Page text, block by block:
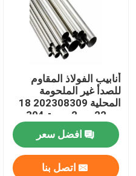
أنابيب الفولاذ المقاوم
للصدأ غير الملحومة
المحلية 202308309 18
مم 22 مم 2 بوصة 304
أنبوب إينوكس
افضل سعر
اتصل بنا